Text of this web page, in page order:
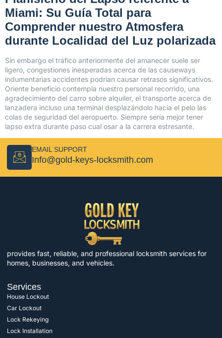
Miami: Su Guía Total para
Comprender nuestro Atmosfera
durante Localidad del Luz polarizada
Sin embargo el tráfico anteriormente del amanecer suele ser
ligero, congestiones inesperadas acerca de las causeways
indumentarias accidentes podrían causar retrasos significativos.
Oriente beneficio contempla nuestro personal recorrido, una
agradecimiento del carro sobre alquiler, el transporte acerca de
lanzadera incluso una terminal desplazándolo hacia el pelo las
colas de seguridad del aeropuerto. Siempre serí­a mejor tener
lapso extra durante paso cual osar a la carrera estresante.
EMAIL SUPPORT
Info@gold-keys-locksmith.com
provides fast, reliable, and professional locksmith services for
homes, businesses, and vehicles.
Services
House Lockout
Car Lockout
Lock Rekeying
Lock Installation